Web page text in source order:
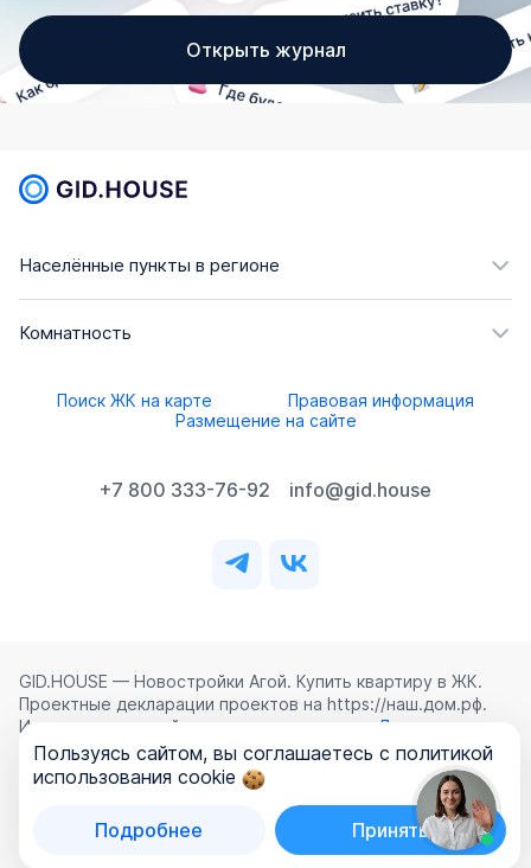
Открыть журнал
Населённые пункты в регионе
Комнатность
Поиск ЖК на карте
Правовая информация
Размещение на сайте
+7 800 333-76-92 info@gid.house
GID.HOUSE — Новостройки Агой. Купить квартиру в ЖК.
Проектные декларации проектов на https://наш.дом.рф.
Использование сайта означает согласие с
Лицензионным
соглашением ,Политикой конфиденциальностии
Политикой обработки персональных данных
ООО «ГИД.ХАУЗ»
Пользуясь сайтом, вы соглашаетесь с политикой
использования cookie
Подробнее Принять